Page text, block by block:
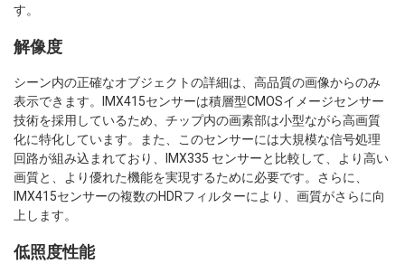
す。
解像度
シーン内の正確なオブジェクトの詳細は、高品質の画像からのみ
表示できます。IMX415センサーは積層型CMOSイメージセンサー
技術を採用しているため、チップ内の画素部は小型ながら高画質
化に特化しています。また、このセンサーには大規模な信号処理
回路が組み込まれており、IMX335 センサーと比較して、より高い
画質と、より優れた機能を実現するために必要です。さらに、
IMX415センサーの複数のHDRフィルターにより、画質がさらに向
上します。
低照度性能